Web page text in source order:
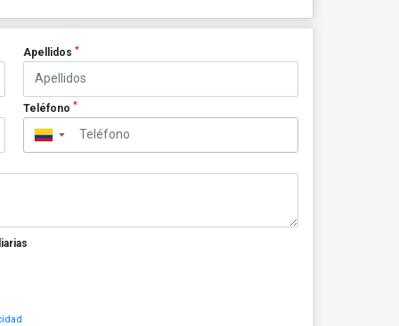
Apellidos *
Teléfono *
▼